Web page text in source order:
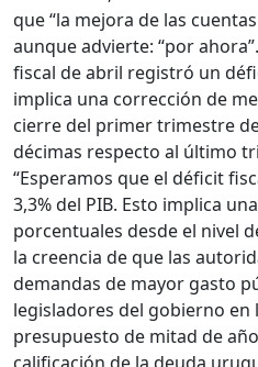
que “la mejora de las
aunque advierte: “por
fiscal de abril registró un
implica una corrección de
cierre del primer trimestre
décimas respecto al último
“Esperamos que el déficit
3,3% del PIB. Esto implica
porcentuales desde el nivel
la creencia de que las
demandas de mayor gasto
legisladores del gobierno en
presupuesto de mitad de